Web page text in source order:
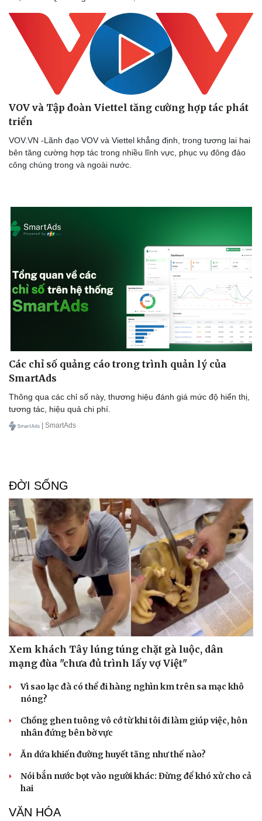
Doanh nghiệp
Thông tin doanh nghiệp
Doanh nghiệp 24h
Doanh nhân
Vì cộng đồng
Công nghệ
Sành điệu
Tin Công nghệ
Trải nghiệm
Chuyển đổi số
VOV và Tập đoàn Viettel tăng cường hợp tác phát
triển
VOV.VN -Lãnh đạo VOV và Viettel khẳng định, trong tương lai hai
bên tăng cường hợp tác trong nhiều lĩnh vực, phục vụ đông đảo
công chúng trong và ngoài nước.
Các chỉ số quảng cáo trong trình quản lý của
SmartAds
Thông qua các chỉ số này, thương hiệu đánh giá mức độ hiển thị,
tương tác, hiệu quả chi phí.
| SmartAds
ĐỜI SỐNG
Xem khách Tây lúng túng chặt gà luộc, dân
mạng đùa "chưa đủ trình lấy vợ Việt"
Vì sao lạc đà có thể đi hàng nghìn km trên sa mạc khô
nóng?
Chồng ghen tuông vô cớ từ khi tôi đi làm giúp việc, hôn
nhân đứng bên bờ vực
Ăn dứa khiến đường huyết tăng như thế nào?
Nói bắn nước bọt vào người khác: Đừng để khó xử cho cả
hai
VĂN HÓA